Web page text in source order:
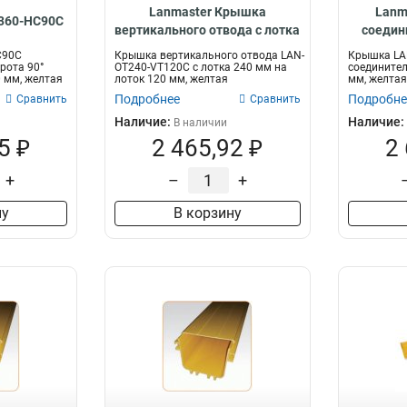
HC90C
90°
мм, желтая
Сравнить
₽
+
Lanmaster Крышка
вертикального отвода с лотка
240 мм на лоток 120 мм LAN-
OT240-VT120C
Крышка вертикального отвода LAN-
OT240-VT120C с лотка 240 мм на
лоток 120 мм, желтая
Подробнее Сравнить
Наличие: В наличии
2 465,92 ₽
– +
В корзину
лотка
Крышка
мм, желтая
Наличие:
2